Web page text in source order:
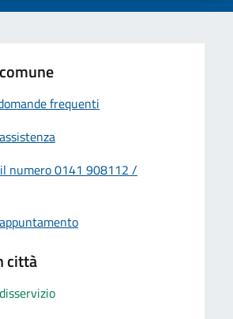
frequenti
numero 0141 908112 /
città